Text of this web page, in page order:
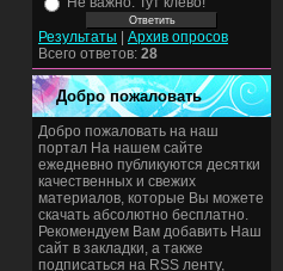
Результаты
Архив опросов
Всего ответов: 28
Добро пожаловать
Добро пожаловать на наш
портал На нашем сайте
ежедневно публикуются десятки
качественных и свежих
материалов, которые Вы можете
скачать абсолютно бесплатно.
Рекомендуем Вам добавить Наш
сайт в закладки, а также
подписаться на RSS ленту,